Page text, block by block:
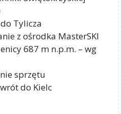
Tylicza
z ośrodka MasterSKI
687 m n.p.m. – wg
sprzętu
do Kielc